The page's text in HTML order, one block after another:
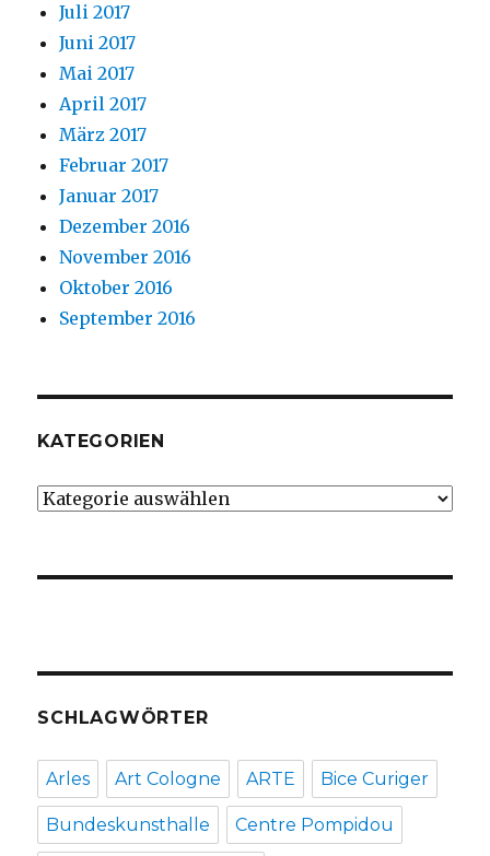
Juli 2017
Juni 2017
Mai 2017
April 2017
März 2017
Februar 2017
Januar 2017
Dezember 2016
November 2016
Oktober 2016
September 2016
KATEGORIEN
Kategorien
SCHLAGWÖRTER
Arles Art Cologne ARTE Bice Curiger
Bundeskunsthalle Centre Pompidou